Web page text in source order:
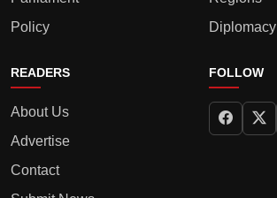
Policy
Diplomacy
READERS
About Us
Advertise
Contact
FOLLOW